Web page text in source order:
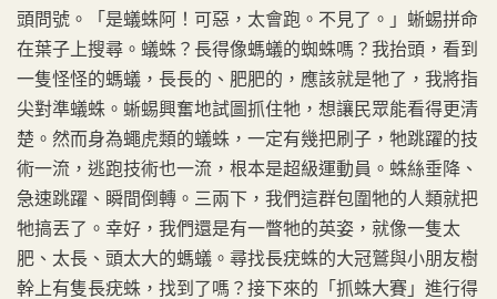
頭問號。「是蟻蛛阿！可惡，太會跑。不見了。」蜥蜴拼命
在葉子上搜尋。蟻蛛？長得像螞蟻的蜘蛛嗎？我抬頭，看到
一隻怪怪的螞蟻，長長的、肥肥的，應該就是牠了，我將指
尖對準蟻蛛。蜥蜴興奮地試圖抓住牠，想讓民眾能看得更清
楚。然而身為蠅虎類的蟻蛛，一定有幾把刷子，牠跳躍的技
術一流，逃跑技術也一流，根本是超級運動員。蛛絲垂降、
急速跳躍、瞬間倒轉。三兩下，我們這群包圍牠的人類就把
牠搞丟了。幸好，我們還是有一瞥牠的英姿，就像一隻太
肥、太長、頭太大的螞蟻。尋找長疣蛛的大冠鷲與小朋友樹
幹上有隻長疣蛛，找到了嗎？接下來的「抓蛛大賽」進行得